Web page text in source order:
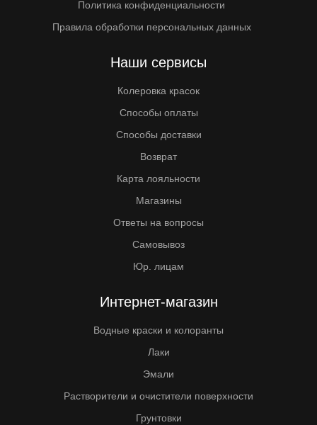
Политика конфиденциальности
Правила обработки персональных данных
Наши сервисы
Колеровка красок
Способы оплаты
Способы доставки
Возврат
Карта лояльности
Магазины
Ответы на вопросы
Самовывоз
Юр. лицам
Интернет-магазин
Водные краски и колоранты
Лаки
Эмали
Растворители и очистители поверхности
Грунтовки